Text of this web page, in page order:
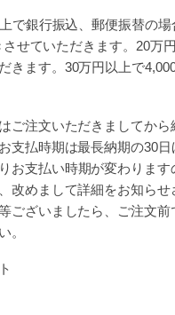
で銀行振込、郵便振替の場
せていただきます。 20万
きます。 30万円以上で
ご注文いただきましてから
支払時期は最長納期の30日
お支払い時期が変わります
改めまして詳細をお知らせ
ございましたら、ご注文前
ください。